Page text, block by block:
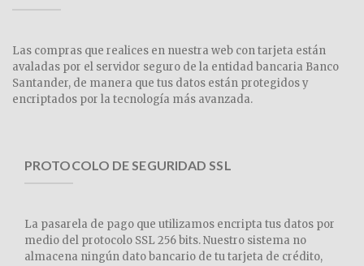
Las compras que realices en nuestra web con tarjeta están
avaladas por el servidor seguro de la entidad bancaria Banco
Santander, de manera que tus datos están protegidos y
encriptados por la tecnología más avanzada.
PROTOCOLO DE SEGURIDAD SSL
La pasarela de pago que utilizamos encripta tus datos por
medio del protocolo SSL 256 bits. Nuestro sistema no
almacena ningún dato bancario de tu tarjeta de crédito,